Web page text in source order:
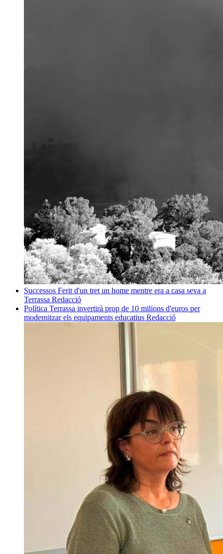
Successos Ferit d'un tret un home mentre era a casa seva a
Terrassa Redacció
Política Terrassa invertirà prop de 10 milions d'euros per
modernitzar els equipaments educatius Redacció